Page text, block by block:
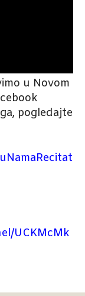
u Novom
pogledajte
UCKMcMk